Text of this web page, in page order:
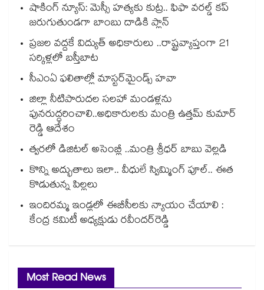
షాకింగ్ న్యూస్: మెస్సీ హత్యకు కుట్ర.. ఫిఫా వరల్డ్ కప్
జరుగుతుండగా బాంబు దాడికి ప్లాన్
ప్రజల వద్దకే విద్యుత్ అధికారులు ..రాష్ట్రవ్యాప్తంగా 21
సర్కిళ్లలో బస్తీబాట
సీఎంఏ ఫలితాల్లో మాస్టర్‌మైండ్స్ హవా
జిల్లా నీటిపారుదల సలహా మండళ్లను
పునరుద్ధరించాలి..అధికారులకు మంత్రి ఉత్తమ్ కుమార్
రెడ్డి ఆదేశం
త్వరలో డిజిటల్ అసెంబ్లీ ..మంత్రి శ్రీధర్ బాబు వెల్లడి
కొన్ని అద్భుతాలు ఇలా.. వీధులే స్విమ్మింగ్ పూల్.. ఈత
కొడుతున్న పిల్లలు
ఇందిరమ్మ ఇండ్లలో ఈబీసీలకు న్యాయం చేయాలి :
కేంద్ర కమిటీ అధ్యక్షుడు రవీందర్‌‌‌‌రెడ్డి
Most Read News